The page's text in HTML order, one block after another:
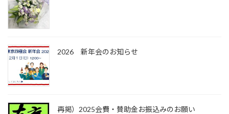
2026 新年会のお知らせ
再掲）2025会費・賛助金お振込みのお願い